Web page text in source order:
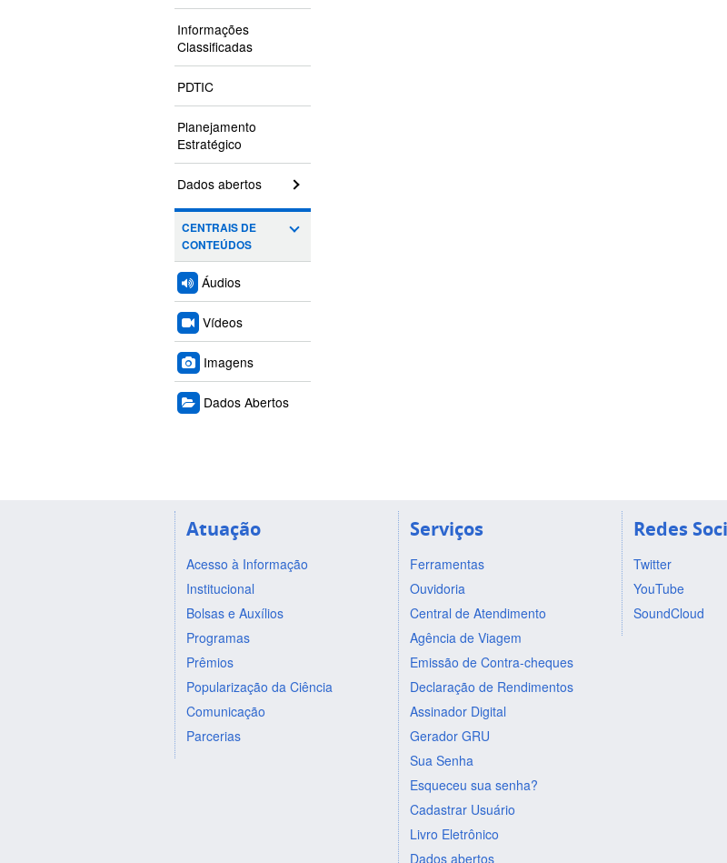
Informações
Classificadas
PDTIC
Planejamento
Estratégico
Dados abertos
CENTRAIS DE
CONTEÚDOS
Áudios
Vídeos
Imagens
Dados Abertos
Atuação
Acesso à Informação
Institucional
Bolsas e Auxílios
Programas
Prêmios
Popularização da Ciência
Comunicação
Parcerias
Serviços
Ferramentas
Ouvidoria
Central de Atendimento
Agência de Viagem
Emissão de Contra-cheques
Declaração de Rendimentos
Assinador Digital
Gerador GRU
Sua Senha
Esqueceu sua senha?
Cadastrar Usuário
Livro Eletrônico
Dados abertos
Redes
Twitter
YouTube
SoundCloud